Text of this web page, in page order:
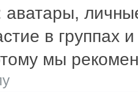
аватары,
в группах
мы